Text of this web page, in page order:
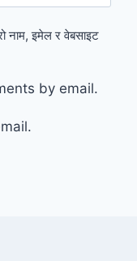
नाम, इमेल र वेबसाइट
by email.